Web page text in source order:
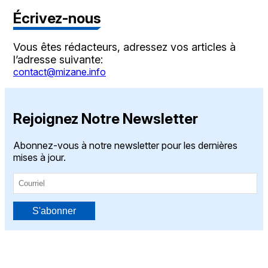
Écrivez-nous
Vous êtes rédacteurs, adressez vos articles à
l’adresse suivante:
contact@mizane.info
Rejoignez Notre Newsletter
Abonnez-vous à notre newsletter pour les dernières
mises à jour.
S'abonner